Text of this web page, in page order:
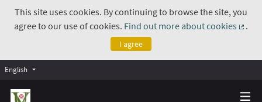
This site uses cookies. By continuing to browse the site, you
agree to our use of cookies. Find out more about cookies
.
I agree
English